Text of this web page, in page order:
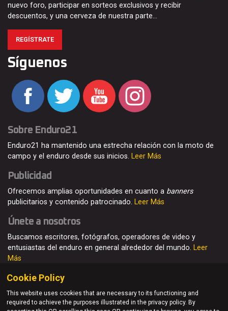
nuevo foro, participar en sorteos exclusivos y recibir
descuentos, y una cerveza de nuestra parte…
REGÍSTRATE
Síguenos
Sobre Enduro21
Enduro21 ha mantenido una estrecha relación con la moto de
campo y el enduro desde sus inicios. Leer Más
Publicidad
Ofrecemos amplias oportunidades en cuanto a banners
publicitarios y contenido patrocinado. Leer Más
Únete a nosotros
Buscamos escritores, fotógrafos, operadores de video y
entusiastas del enduro en general alrededor del mundo. Leer
Más
© Enduro21 / Future7Media Limited. Todos los derechos
Cookie Policy
This website uses cookies that are necessary to its functioning and
required to achieve the purposes illustrated in the privacy policy. By